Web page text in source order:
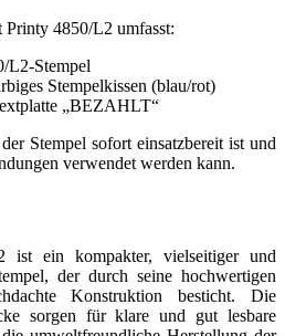
4850/L2 umfasst:
L2-Stempel
Stempelkissen (blau/rot)
„BEZAHLT“
Stempel sofort einsatzbereit ist und
verwendet werden kann.
ist ein kompakter, vielseitiger und
der durch seine hochwertigen
Konstruktion besticht. Die
sorgen für klare und gut lesbare